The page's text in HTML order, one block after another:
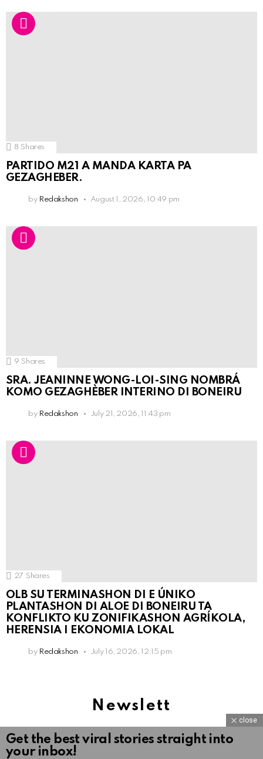
8 Shares
PARTIDO M21 A MANDA KARTA PA
GEZAGHEBER.
by Redakshon August 1, 2026, 10:49 pm
9 Shares
SRA. JEANINNE WONG-LOI-SING NOMBRÁ
KOMO GEZAGHÈBER INTERINO DI BONEIRU
by Redakshon July 21, 2026, 11:43 pm
27 Shares
OLB SU TERMINASHON DI E ÚNIKO
PLANTASHON DI ALOE DI BONEIRU TA
KONFLIKTO KU ZONIFIKASHON AGRÍKOLA,
HERENSIA I EKONOMIA LOKAL
by Redakshon July 16, 2026, 12:15 pm
Newslett
Get the best viral stories straight into
your inbox!
close